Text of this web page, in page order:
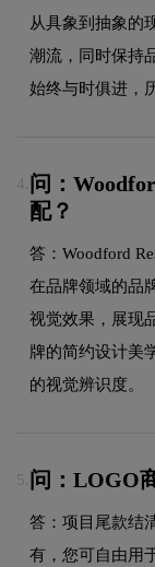
从具象到抽象的
潮流，同时保持
始终与时俱进，
4. 问：
配？
答：Woodford
在品牌领域的品
视觉效果，展现
牌的简约设计美
的视觉辨识度。
5. 问：LOGO
答：项目尾款结
有，您可自由用